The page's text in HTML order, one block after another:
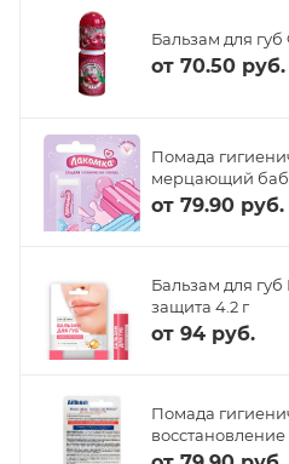
Бальзам для
от 70.50 руб.
Помада
мерцающий
от 79.90 руб.
Бальзам для
защита 4.2 г
от 94 руб.
Помада
восстановление